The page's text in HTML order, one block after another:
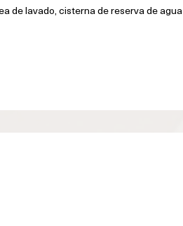
de lavado, cisterna de reserva de agua